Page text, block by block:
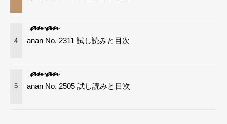
4 anan No. 2311 試し読みと目次
5 anan No. 2505 試し読みと目次